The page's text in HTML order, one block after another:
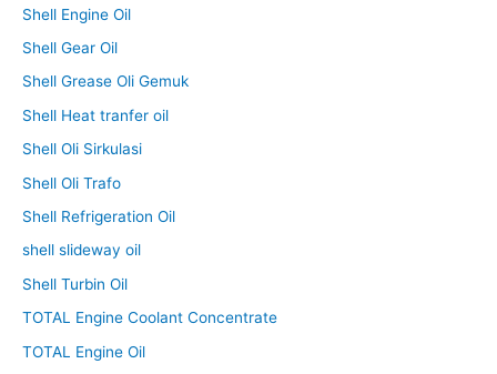
Shell Engine Oil
Shell Gear Oil
Shell Grease Oli Gemuk
Shell Heat tranfer oil
Shell Oli Sirkulasi
Shell Oli Trafo
Shell Refrigeration Oil
shell slideway oil
Shell Turbin Oil
TOTAL Engine Coolant Concentrate
TOTAL Engine Oil